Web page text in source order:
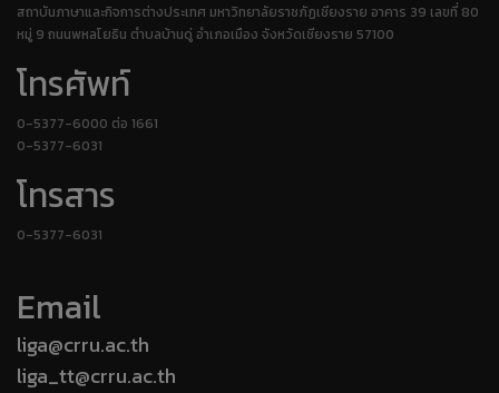
สถาบันภาษาและกิจการต่างประเทศ มหาวิทยาลัยราชภัฏเชียงราย อาคาร 39 เลขที่ 80
หมู่ 9 ถนนพหลโยธิน ตำบลบ้านดู่ อำเภอเมือง จังหวัดเชียงราย 57100
โทรศัพท์
0-5377-6000 ต่อ 1661
0-5377-6031
โทรสาร
0-5377-6031
Email
liga@crru.ac.th
liga_tt@crru.ac.th